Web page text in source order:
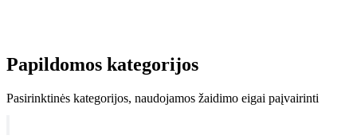
Papildomos kategorijos
Pasirinktinės kategorijos, naudojamos žaidimo eigai paįvairinti